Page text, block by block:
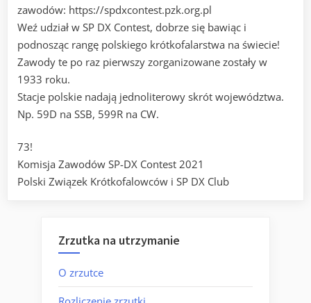
zawodów: https://spdxcontest.pzk.org.pl
Weź udział w SP DX Contest, dobrze się bawiąc i
podnosząc rangę polskiego krótkofalarstwa na świecie!
Zawody te po raz pierwszy zorganizowane zostały w
1933 roku.
Stacje polskie nadają jednoliterowy skrót województwa.
Np. 59D na SSB, 599R na CW.
73!
Komisja Zawodów SP-DX Contest 2021
Polski Związek Krótkofalowców i SP DX Club
Zrzutka na utrzymanie
O zrzutce